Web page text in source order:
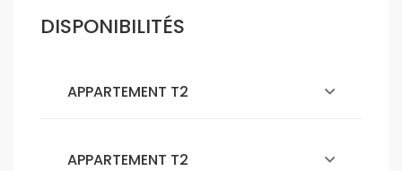
DISPONIBILITÉS
APPARTEMENT T2
APPARTEMENT T2